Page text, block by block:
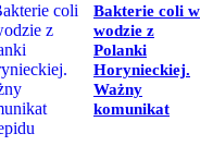
Bakterie coli w
wodzie z
Polanki
Horynieckiej.
Ważny
komunikat